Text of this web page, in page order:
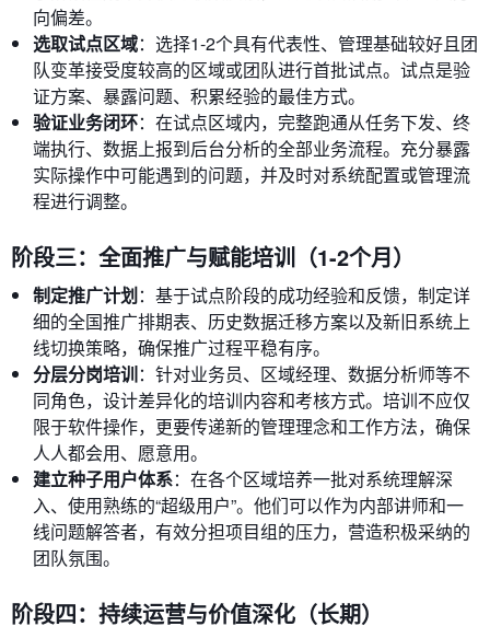
向偏差。
选取试点区域：选择1-2个具有代表性、管理基础较好且团
队变革接受度较高的区域或团队进行首批试点。试点是验
证方案、暴露问题、积累经验的最佳方式。
验证业务闭环：在试点区域内，完整跑通从任务下发、终
端执行、数据上报到后台分析的全部业务流程。充分暴露
实际操作中可能遇到的问题，并及时对系统配置或管理流
程进行调整。
阶段三：全面推广与赋能培训（1-2个月）
制定推广计划：基于试点阶段的成功经验和反馈，制定详
细的全国推广排期表、历史数据迁移方案以及新旧系统上
线切换策略，确保推广过程平稳有序。
分层分岗培训：针对业务员、区域经理、数据分析师等不
同角色，设计差异化的培训内容和考核方式。培训不应仅
限于软件操作，更要传递新的管理理念和工作方法，确保
人人都会用、愿意用。
建立种子用户体系：在各个区域培养一批对系统理解深
入、使用熟练的“超级用户”。他们可以作为内部讲师和一
线问题解答者，有效分担项目组的压力，营造积极采纳的
团队氛围。
阶段四：持续运营与价值深化（长期）